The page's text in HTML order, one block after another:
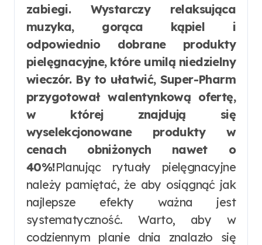
zabiegi. Wystarczy relaksująca
muzyka, gorąca kąpiel i
odpowiednio dobrane produkty
pielęgnacyjne, które umilą niedzielny
wieczór. By to ułatwić, Super-Pharm
przygotował walentynkową ofertę,
w której znajdują się
wyselekcjonowane produkty w
cenach obniżonych nawet o
40%!Planując rytuały pielęgnacyjne
należy pamiętać, że aby osiągnąć jak
najlepsze efekty ważna jest
systematyczność. Warto, aby w
codziennym planie dnia znalazło się